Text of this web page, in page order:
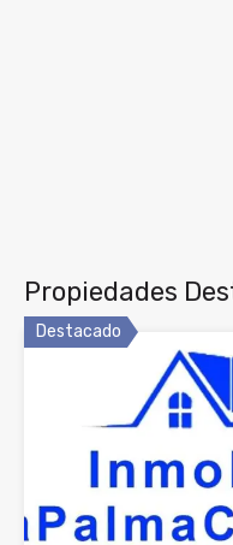
Propiedades
Destacado